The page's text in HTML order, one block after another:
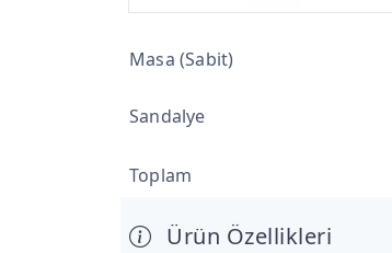
Masa (Sabit)
Sandalye
Toplam
Ürün Özellikleri